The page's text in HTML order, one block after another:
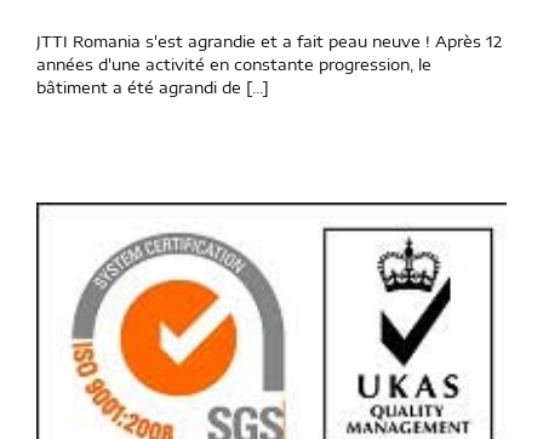
JTTI Romania s'est agrandie et a fait peau neuve ! Après 12
années d'une activité en constante progression, le
bâtiment a été agrandi de [...]